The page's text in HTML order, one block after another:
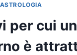
ASTROLOGIA
per cui
è